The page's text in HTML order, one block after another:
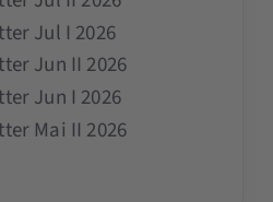
Jul I 2026
Jun II 2026
Jun I 2026
Mai II 2026